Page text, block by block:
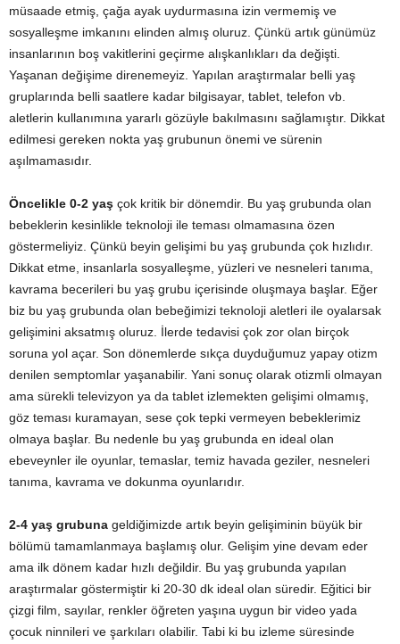
müsaade etmiş, çağa ayak uydurmasına izin vermemiş ve
sosyalleşme imkanını elinden almış oluruz. Çünkü artık günümüz
insanlarının boş vakitlerini geçirme alışkanlıkları da değişti.
Yaşanan değişime direnemeyiz. Yapılan araştırmalar belli yaş
gruplarında belli saatlere kadar bilgisayar, tablet, telefon vb.
aletlerin kullanımına yararlı gözüyle bakılmasını sağlamıştır. Dikkat
edilmesi gereken nokta yaş grubunun önemi ve sürenin
aşılmamasıdır.
Öncelikle 0-2 yaş çok kritik bir dönemdir. Bu yaş grubunda olan
bebeklerin kesinlikle teknoloji ile teması olmamasına özen
göstermeliyiz. Çünkü beyin gelişimi bu yaş grubunda çok hızlıdır.
Dikkat etme, insanlarla sosyalleşme, yüzleri ve nesneleri tanıma,
kavrama becerileri bu yaş grubu içerisinde oluşmaya başlar. Eğer
biz bu yaş grubunda olan bebeğimizi teknoloji aletleri ile oyalarsak
gelişimini aksatmış oluruz. İlerde tedavisi çok zor olan birçok
soruna yol açar. Son dönemlerde sıkça duyduğumuz yapay otizm
denilen semptomlar yaşanabilir. Yani sonuç olarak otizmli olmayan
ama sürekli televizyon ya da tablet izlemekten gelişimi olmamış,
göz teması kuramayan, sese çok tepki vermeyen bebeklerimiz
olmaya başlar. Bu nedenle bu yaş grubunda en ideal olan
ebeveynler ile oyunlar, temaslar, temiz havada geziler, nesneleri
tanıma, kavrama ve dokunma oyunlarıdır.
2-4 yaş grubuna geldiğimizde artık beyin gelişiminin büyük bir
bölümü tamamlanmaya başlamış olur. Gelişim yine devam eder
ama ilk dönem kadar hızlı değildir. Bu yaş grubunda yapılan
araştırmalar göstermiştir ki 20-30 dk ideal olan süredir. Eğitici bir
çizgi film, sayılar, renkler öğreten yaşına uygun bir video yada
çocuk ninnileri ve şarkıları olabilir. Tabi ki bu izleme süresinde